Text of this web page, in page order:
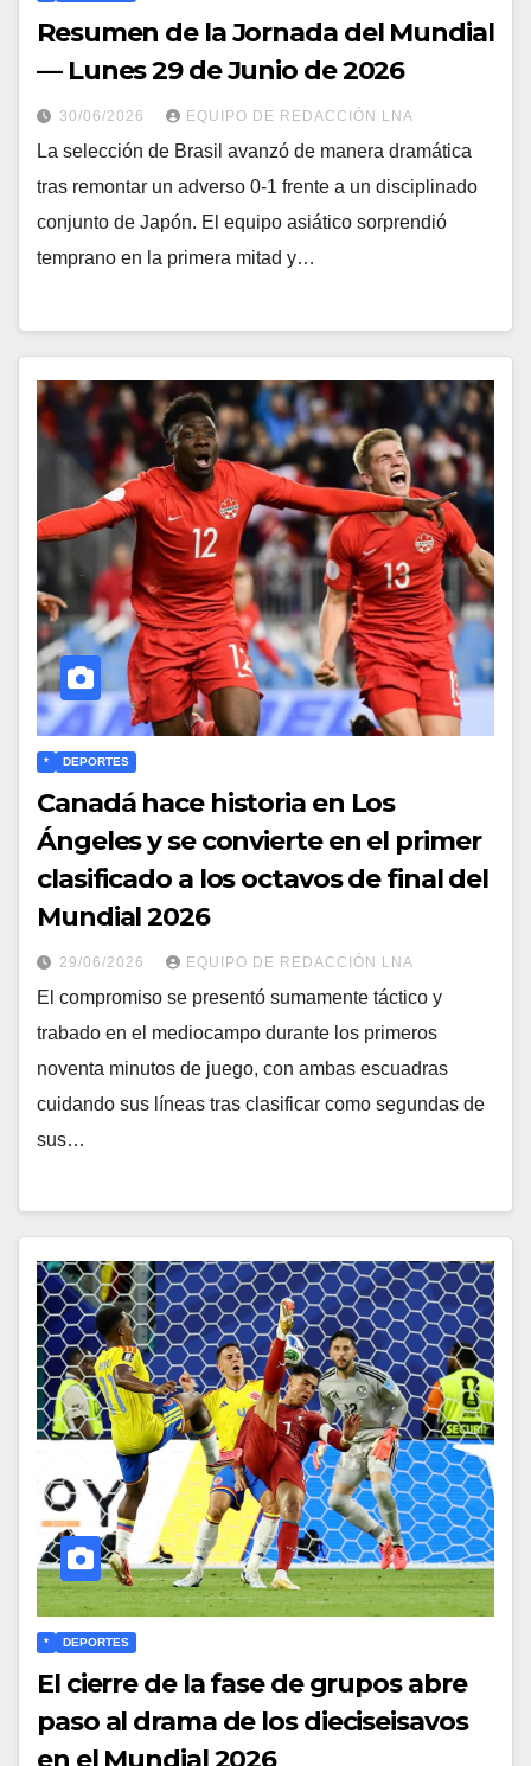
Resumen de la Jornada del Mundial
— Lunes 29 de Junio de 2026
30/06/2026 EQUIPO DE REDACCIÓN LNA
​La selección de Brasil avanzó de manera dramática
tras remontar un adverso 0-1 frente a un disciplinado
conjunto de Japón. El equipo asiático sorprendió
temprano en la primera mitad y…
* DEPORTES
Canadá hace historia en Los
Ángeles y se convierte en el primer
clasificado a los octavos de final del
Mundial 2026
29/06/2026 EQUIPO DE REDACCIÓN LNA
​El compromiso se presentó sumamente táctico y
trabado en el mediocampo durante los primeros
noventa minutos de juego, con ambas escuadras
cuidando sus líneas tras clasificar como segundas de
sus…
* DEPORTES
El cierre de la fase de grupos abre
paso al drama de los dieciseisavos